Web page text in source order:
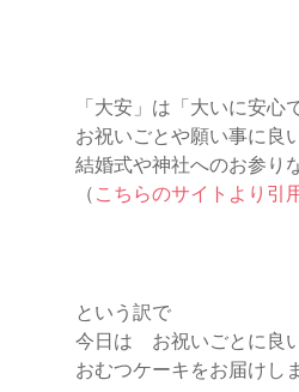
「大安」は「大いに安心
お祝いごとや願い事に良
結婚式や神社へのお参り
（ こちらのサイトより引
という訳で
今日は お祝いごとに良
おむつケーキをお届けし